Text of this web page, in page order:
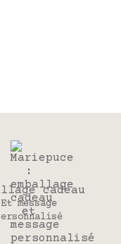
cadeau
Et message